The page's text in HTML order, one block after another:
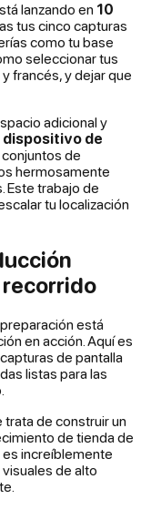
lanzando en 10
tus cinco capturas
como tu base
seleccionar tus
francés, y dejar que
adicional y
dispositivo de
de
hermosamente
Este trabajo de
tu localización
está
en acción. Aquí es
de pantalla
listas para las
de construir un
de tienda de
increíblemente
de alto